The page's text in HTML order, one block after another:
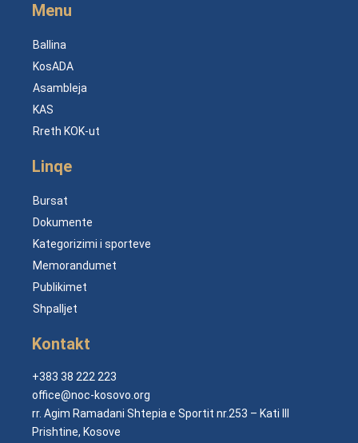
Menu
Ballina
KosADA
Asambleja
KAS
Rreth KOK-ut
Linqe
Bursat
Dokumente
Kategorizimi i sporteve
Memorandumet
Publikimet
Shpalljet
Kontakt
+383 38 222 223
office@noc-kosovo.org
rr. Agim Ramadani Shtepia e Sportit nr.253 – Kati III
Prishtine, Kosove